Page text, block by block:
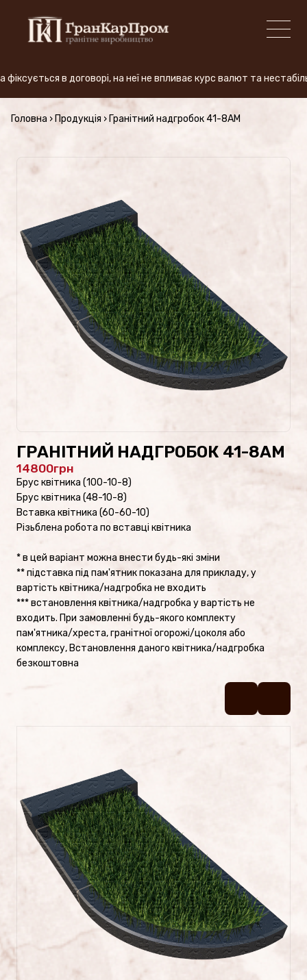
+380 (50) 380-59-57
Види граніту
АКЦІЯ
Продукція (Ціни)
Проекти пам’ятників
Скульптури зі скла/
Пам’ятники зі скла
ФОТОКАТАЛОГ
Пам’ятники військовим
Пам’ятники №2
Пам’ятники №1
Латунь
Фотокераміка
Фотоскло
Художня робота
Сусальне золото
в договорі, на неї не впливає курс валют та
Головна › Продукція › Гранітний надгробок 41-8AM
ГРАНІТНИЙ НАДГРОБОК 41-8AM
14800
Брус квітника (100-10-8)
Брус квітника (48-10-8)
Вставка квітника (60-60-10)
Різьблена робота по вставці квітника
* в цей варіант можна внести будь-які зміни
** підставка під пам'ятник показана для прикладу, у
вартість квітника/надгробка не входить
*** встановлення квітника/надгробка у вартість не
входить. При замовленні будь-якого комплекту
пам'ятника/хреста, гранітної огорожі/цоколя або
комплексу, Встановлення даного квітника/надгробка
безкоштовна